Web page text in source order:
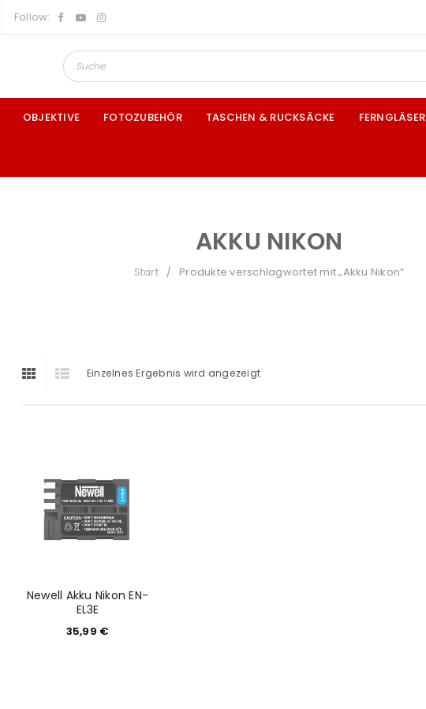
Follow:
OBJEKTIVE FOTOZUBEHÖR TASCHEN & RUCKSÄCKE FERNGLÄSER
AKKU NIKON
Start / Produkte verschlagwortet mit „Akku Nikon“
Einzelnes Ergebnis wird angezeigt
Newell Akku Nikon EN-
EL3E
35,99 €